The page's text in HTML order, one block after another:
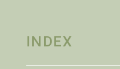
INDEX